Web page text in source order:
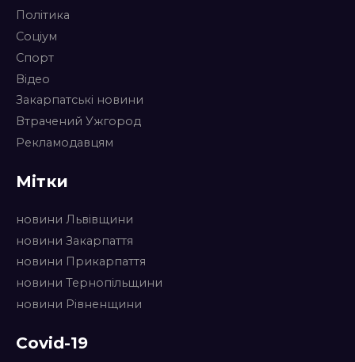
Політика
Соціум
Спорт
Відео
Закарпатські новини
Втрачений Ужгород
Рекламодавцям
Мітки
новини Львівщини
новини Закарпаття
новини Прикарпаття
новини Тернопільщини
новини Рівненщини
Covid-19